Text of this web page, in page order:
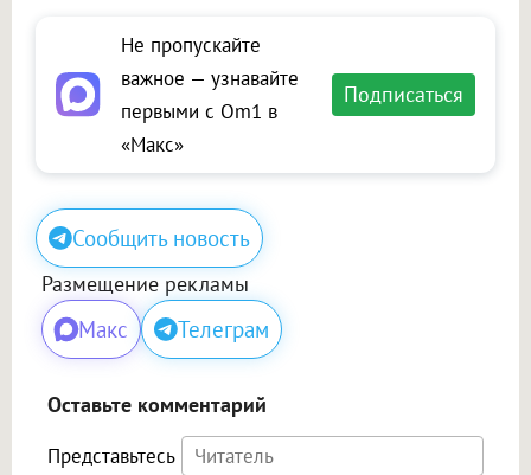
Не пропускайте
важное — узнавайте
первыми с Om1 в
«Макс»
Подписаться
Сообщить новость
Размещение рекламы
Макс Телеграм
Оставьте комментарий
Представьтесь